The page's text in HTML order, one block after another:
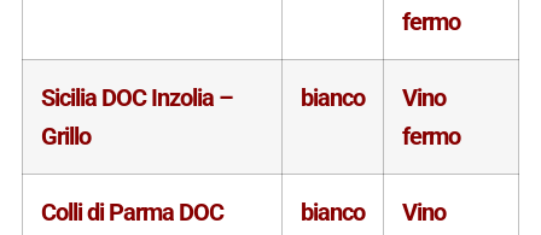
fermo
Sicilia DOC Inzolia –
Grillo
bianco
Vino
fermo
Colli di Parma DOC
bianco
Vino